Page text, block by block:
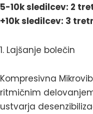
5-10k sledilcev: 2
+10k sledilcev: 3
1. Lajšanje bolečin
Kompresivna
ritmičnim
ustvarja